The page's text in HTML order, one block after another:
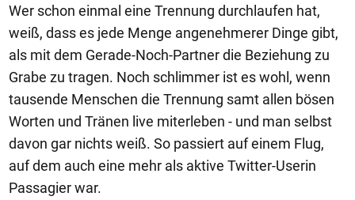
Wer schon einmal eine Trennung durchlaufen hat,
weiß, dass es jede Menge angenehmerer Dinge gibt,
als mit dem Gerade-Noch-Partner die Beziehung zu
Grabe zu tragen. Noch schlimmer ist es wohl, wenn
tausende Menschen die Trennung samt allen bösen
Worten und Tränen live miterleben - und man selbst
davon gar nichts weiß. So passiert auf einem Flug,
auf dem auch eine mehr als aktive Twitter-Userin
Passagier war.